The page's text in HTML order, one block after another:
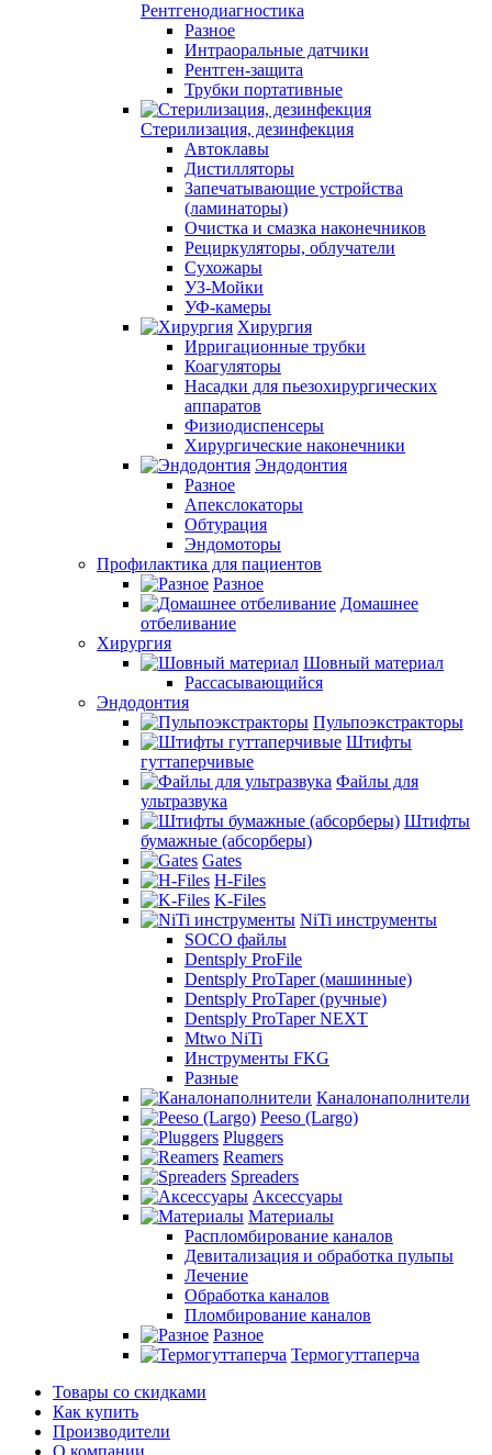
Рентгенодиагностика
Разное
Интраоральные датчики
Рентген-защита
Трубки портативные
Стерилизация, дезинфекция
Автоклавы
Дистилляторы
Запечатывающие устройства
(ламинаторы)
Очистка и смазка наконечников
Рециркуляторы, облучатели
Сухожары
УЗ-Мойки
УФ-камеры
Хирургия
Ирригационные трубки
Коагуляторы
Насадки для пьезохирургических
аппаратов
Физиодиспенсеры
Хирургические наконечники
Эндодонтия
Разное
Апекслокаторы
Обтурация
Эндомоторы
Профилактика для пациентов
Разное
Домашнее
отбеливание
Хирургия
Шовный материал
Рассасывающийся
Эндодонтия
Пульпоэкстракторы
Штифты
гуттаперчивые
Файлы для
ультразвука
Штифты
бумажные (абсорберы)
Gates
H-Files
K-Files
NiTi инструменты
SOCO файлы
Dentsply ProFile
Dentsply ProTaper (машинные)
Dentsply ProTaper (ручные)
Dentsply ProTaper NEXT
Mtwo NiTi
Инструменты FKG
Разные
Каналонаполнители
Peeso (Largo)
Pluggers
Reamers
Spreaders
Аксессуары
Материалы
Распломбирование каналов
Девитализация и обработка пульпы
Лечение
Обработка каналов
Пломбирование каналов
Разное
Термогуттаперча
Товары со скидками
Как купить
Производители
О компании